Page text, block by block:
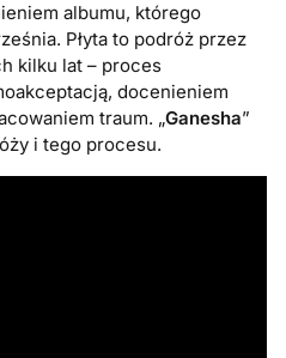
albumu, którego
Płyta to podróż przez
kilku lat – proces
docenieniem
traum. „Ganesha”
i tego procesu.